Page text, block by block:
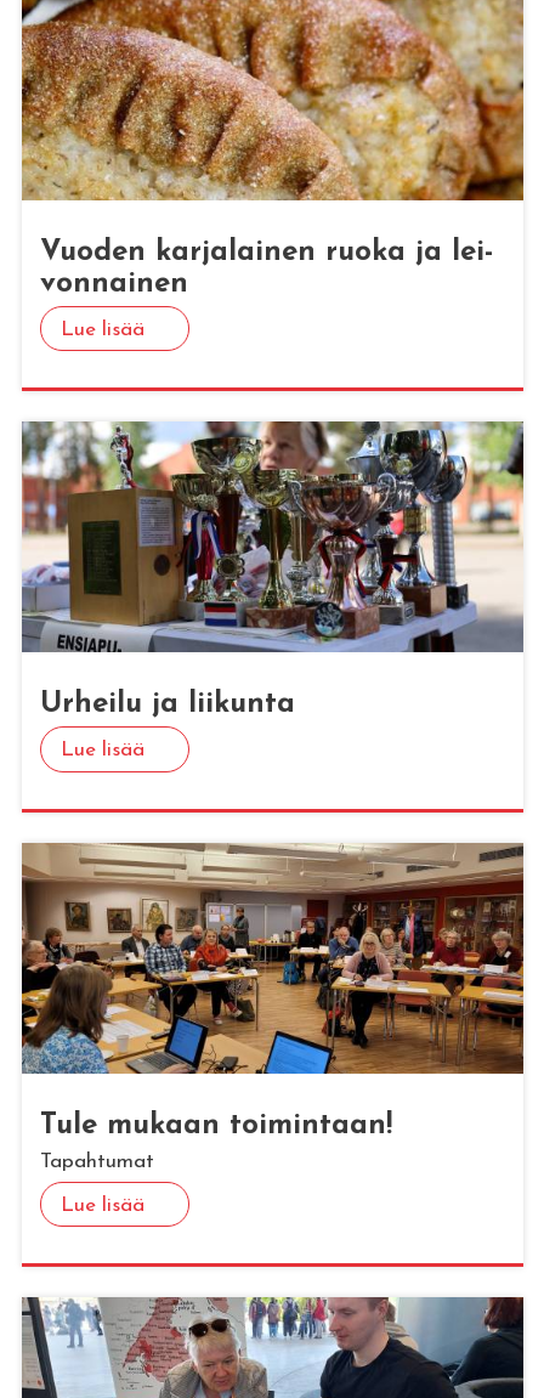
Vuo­den kar­ja­lai­nen ruoka ja lei­
von­nai­nen
Lue lisää
Ur­hei­lu ja lii­kun­ta
Lue lisää
Tule mu­kaan toi­min­taan!
Tapahtumat
Lue lisää